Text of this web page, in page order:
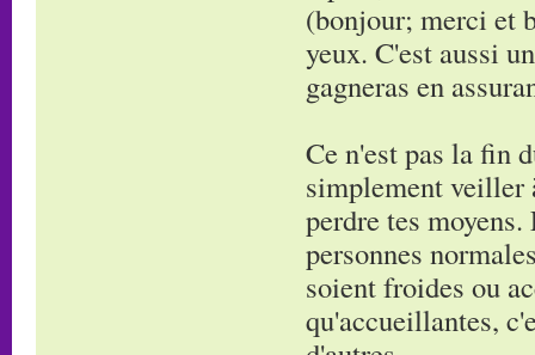
(bonjour; merci et
yeux. C'est aussi
gagneras en
Ce n'est pas la fin
simplement veiller
perdre tes
personnes
soient froides ou
qu'accueillantes,